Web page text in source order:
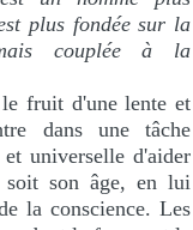
plus fondée sur la
couplée à la
fruit d'une lente et
dans une tâche
universelle d'aider
soit son âge, en lui
la conscience. Les